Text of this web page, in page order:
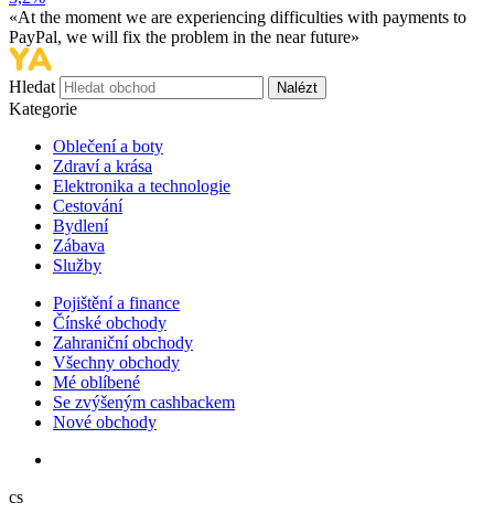
«At the moment we are experiencing difficulties with payments to
PayPal, we will fix the problem in the near future»
Hledat Nalézt
Kategorie
Oblečení a boty
Zdraví a krása
Elektronika a technologie
Cestování
Bydlení
Zábava
Služby
Pojištění a finance
Čínské obchody
Zahraniční obchody
Všechny obchody
Mé oblíbené
Se zvýšeným cashbackem
Nové obchody
cs